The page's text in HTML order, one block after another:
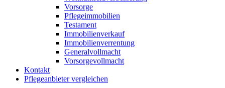
Vorsorge
Pflegeimmobilien
Testament
Immobilienverkauf
Immobilienverrentung
Generalvollmacht
Vorsorgevollmacht
Kontakt
Pflegeanbieter vergleichen